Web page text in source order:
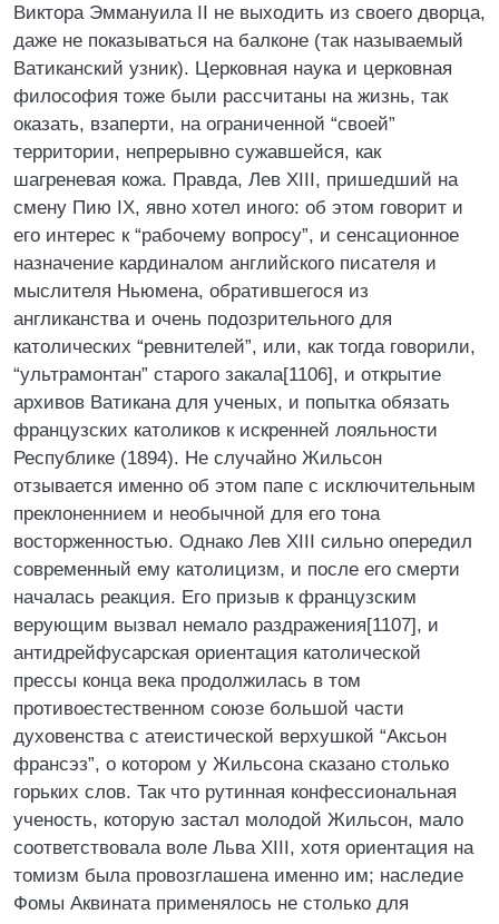
Виктора Эммануила II не выходить из своего дворца,
даже не показываться на балконе (так называемый
Ватиканский узник). Церковная наука и церковная
философия тоже были рассчитаны на жизнь, так
оказать, взаперти, на ограниченной “своей”
территории, непрерывно сужавшейся, как
шагреневая кожа. Правда, Лев XIII, пришедший на
смену Пию IX, явно хотел иного: об этом говорит и
его интерес к “рабочему вопросу”, и сенсационное
назначение кардиналом английского писателя и
мыслителя Ньюмена, обратившегося из
англиканства и очень подозрительного для
католических “ревнителей”, или, как тогда говорили,
“ультрамонтан” старого закала[1106], и открытие
архивов Ватикана для ученых, и попытка обязать
французских католиков к искренней лояльности
Республике (1894). Не случайно Жильсон
отзывается именно об этом папе с исключительным
преклоненнием и необычной для его тона
восторженностью. Однако Лев XIII сильно опередил
современный ему католицизм, и после его смерти
началась реакция. Его призыв к французским
верующим вызвал немало раздражения[1107], и
антидрейфусарская ориентация католической
прессы конца века продолжилась в том
противоестественном союзе большой части
духовенства с атеистической верхушкой “Аксьон
франсэз”, о котором у Жильсона сказано столько
горьких слов. Так что рутинная конфессиональная
ученость, которую застал молодой Жильсон, мало
соответствовала воле Льва XIII, хотя ориентация на
томизм была провозглашена именно им; наследие
Фомы Аквината применялось не столько для